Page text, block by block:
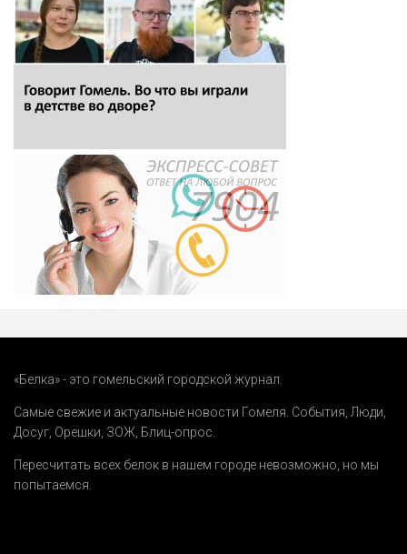
«Белка» - это гомельский городской журнал.
Самые свежие и актуальные новости Гомеля. События Люди
Досуг Орешки ЗОЖ Блиц-опрос
Пересчитать всех белок в нашем городе невозможно, но мы
попытаемся.